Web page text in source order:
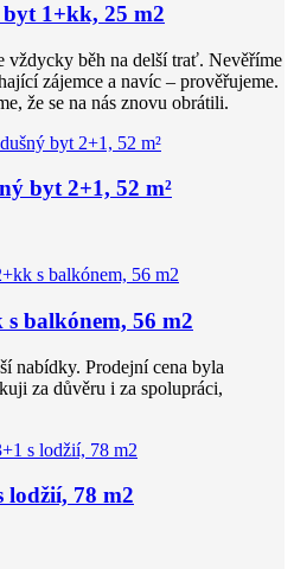
1+kk, 25 m2
vždycky běh na delší trať. Nevěříme
zájemce a navíc – prověřujeme.
že se na nás znovu obrátili.
byt 2+1, 52 m²
balkónem, 56 m2
nabídky. Prodejní cena byla
za důvěru i za spolupráci,
lodžií, 78 m2